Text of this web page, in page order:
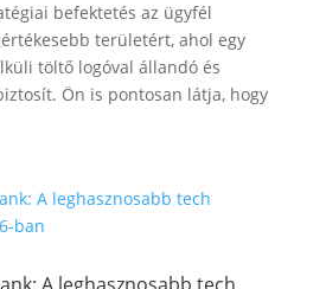
befektetés az ügyfél
területért, ahol egy
töltő logóval állandó és
Ön is pontosan látja, hogy